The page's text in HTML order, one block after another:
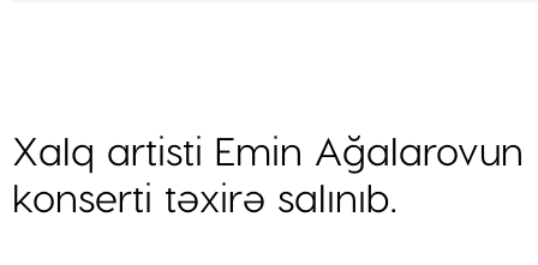
Xalq artisti Emin Ağalarovun
konserti təxirə salınıb.